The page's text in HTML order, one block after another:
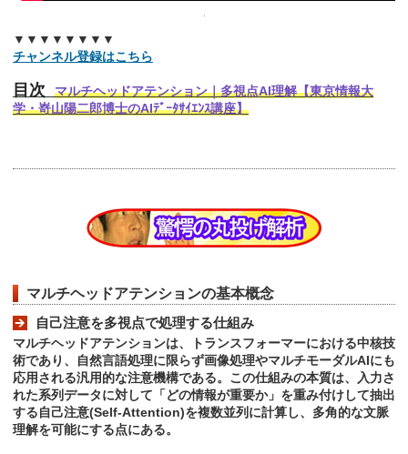
▼▼▼▼▼▼▼▼
チャンネル登録はこちら
目次
マルチヘッドアテンション｜多視点AI理解【東京情報大
学・嵜山陽二郎博士のAIﾃﾞｰﾀｻｲｴﾝｽ講座】
マルチヘッドアテンションの基本概念
自己注意を多視点で処理する仕組み
マルチヘッドアテンションは、トランスフォーマーにおける中核技
術であり、自然言語処理に限らず画像処理やマルチモーダルAIにも
応用される汎用的な注意機構である。この仕組みの本質は、入力さ
れた系列データに対して「どの情報が重要か」を重み付けして抽出
する自己注意(Self-Attention)を複数並列に計算し、多角的な文脈
理解を可能にする点にある。